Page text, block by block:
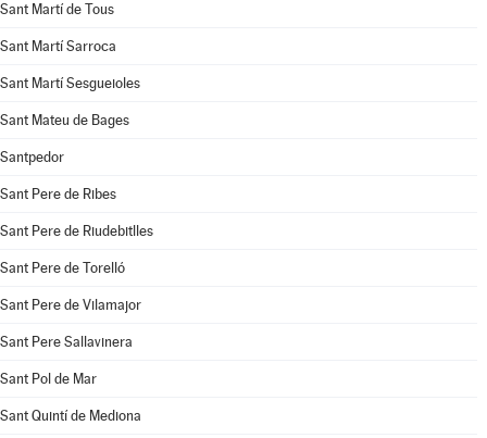
Sant Martí de Tous
Sant Martí Sarroca
Sant Martí Sesgueioles
Sant Mateu de Bages
Santpedor
Sant Pere de Ribes
Sant Pere de Riudebitlles
Sant Pere de Torelló
Sant Pere de Vilamajor
Sant Pere Sallavinera
Sant Pol de Mar
Sant Quintí de Mediona